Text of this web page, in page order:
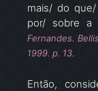
mais/ do
por/ sobre a
Fernandes.
1999. p. 13.
Então,